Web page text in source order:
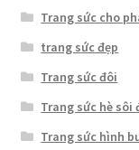
Trang sức cho
trang sức đẹp
Trang sức đôi
Trang sức hè sôi
Trang sức hình